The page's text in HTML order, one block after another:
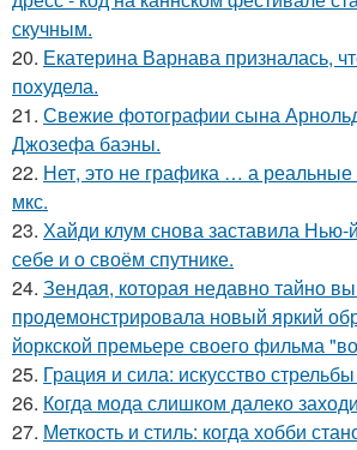
скучным.
20. Екатерина Варнава призналась,
похудела.
21. Свежие фотографии сына
Джозефа баэны.
22. Нет, это не графика … а
мкс.
23. Хайди клум снова заставила Нью-
себе и о своём спутнике.
24. Зендая, которая недавно тайно
продемонстрировала новый яркий
йоркской премьере своего фильма
25. Грация и сила: искусство стрельбы
26. Когда мода слишком далеко
27. Меткость и стиль: когда хобби